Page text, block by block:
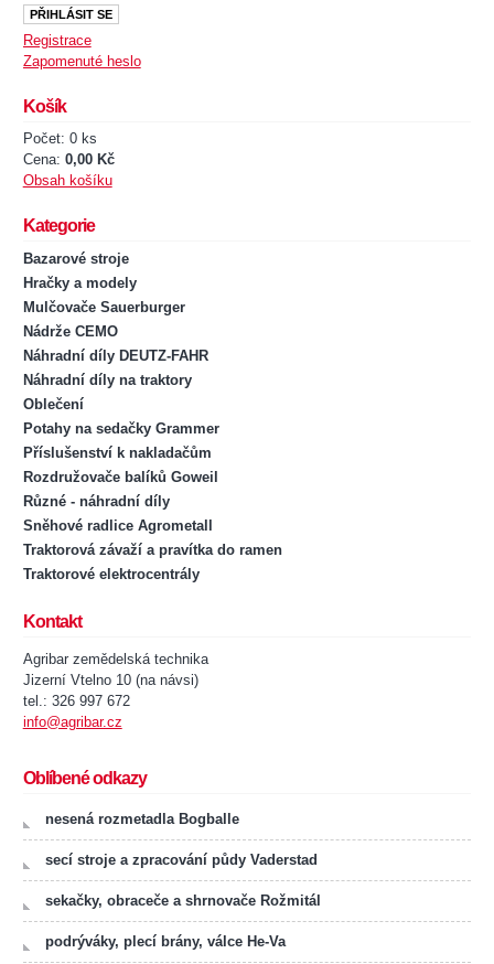
Registrace
Zapomenuté heslo
Košík
Počet: 0 ks
Cena: 0,00 Kč
Obsah košíku
Kategorie
Bazarové stroje
Hračky a modely
Mulčovače Sauerburger
Nádrže CEMO
Náhradní díly DEUTZ-FAHR
Náhradní díly na traktory
Oblečení
Potahy na sedačky Grammer
Příslušenství k nakladačům
Rozdružovače balíků Goweil
Různé - náhradní díly
Sněhové radlice Agrometall
Traktorová závaží a pravítka do ramen
Traktorové elektrocentrály
Kontakt
Agribar zemědelská technika
Jizerní Vtelno 10 (na návsi)
tel.: 326 997 672
info@agribar.cz
Oblíbené odkazy
nesená rozmetadla Bogballe
secí stroje a zpracování půdy Vaderstad
sekačky, obraceče a shrnovače Rožmitál
podrýváky, plecí brány, válce He-Va